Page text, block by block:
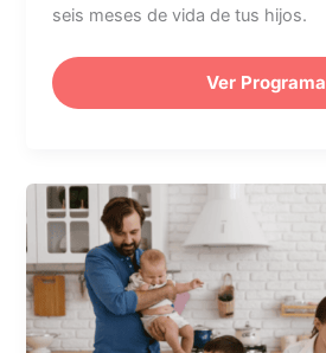
seis meses de vida de tus hijos.
Ver Programa
Cómo
se
organizan
en
casa